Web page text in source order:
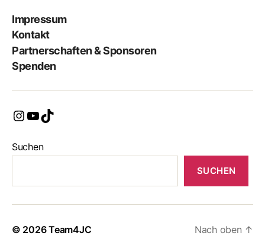
Impressum
Kontakt
Partnerschaften & Sponsoren
Spenden
Instagram
YouTube
TikTok
Suchen
SUCHEN
© 2026Team4JC Nach oben ↑